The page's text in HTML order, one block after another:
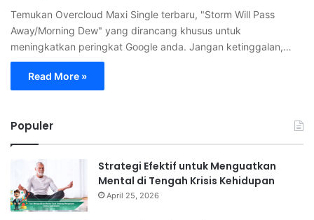
Temukan Overcloud Maxi Single terbaru, "Storm Will Pass
Away/Morning Dew" yang dirancang khusus untuk
meningkatkan peringkat Google anda. Jangan ketinggalan,…
Read More »
Populer
Strategi Efektif untuk Menguatkan
Mental di Tengah Krisis Kehidupan
April 25, 2026